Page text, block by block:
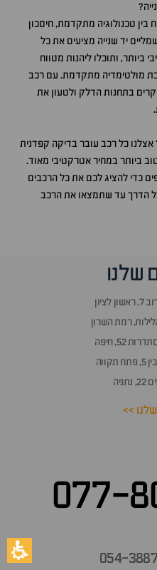
בין טכנולוגיה מתקדמת, חיסכון
יד שנייה מציעים את כל
ותוכלו ליהנות מטווח
מולטימדיה מתקדמת. עם רכב
בתחנות הדלק ולטעון את
כל רכב עובר בדיקה קפדנית
ביותר במחיר אטרקטיבי מאוד.
כדי להציג לכם את כל הרכבים
הדרך עד שתמצאו את הרכב
שלנו
רמת השרון
52, חיפה
>>
077-